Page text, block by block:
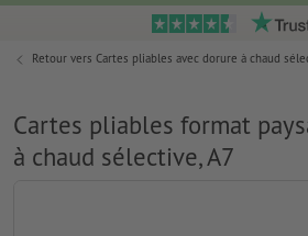
Retour vers Cartes pliables avec dorure à chaud
Cartes pliables format
à chaud sélective, A7